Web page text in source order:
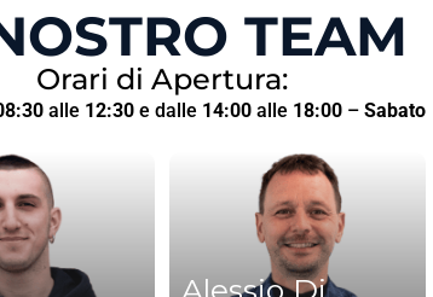
TEAM
Orari di Apertura:
alle 12:30e dalle 14:00alle 18:00– Sabato
Alessio Di